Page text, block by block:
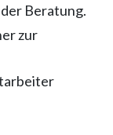
Beratung.
zur